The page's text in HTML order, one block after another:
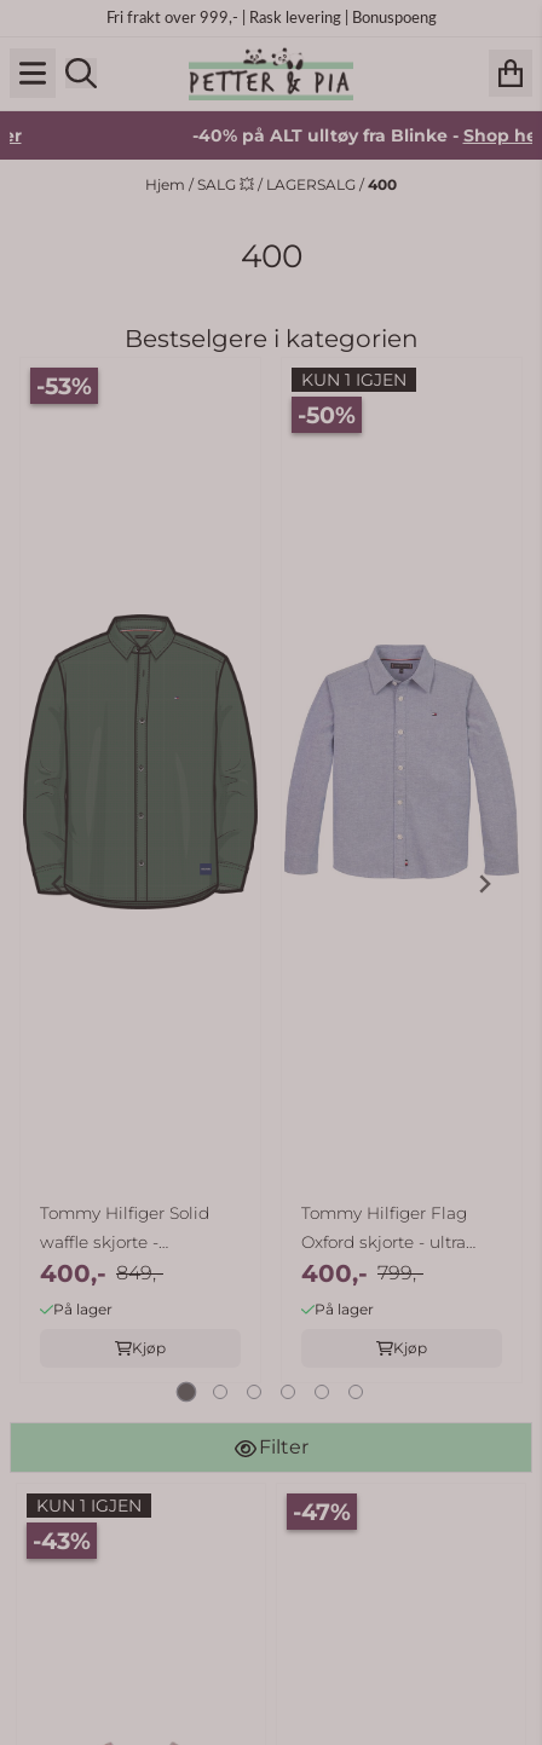
Hopp til innholdFri frakt over 999,- | Rask levering | Bonuspoeng
-40% på ALT ulltøy fra Blinke -Shop her
Hjem /SALG 💥 / LAGERSALG /400
400
Bestselgere i kategorien
-53%
Tommy Hilfiger Solid
waffle skjorte -
collegiate ...
400,- 849,-
På lager
Kjøp
KUN 1 IGJEN
-50%
Tommy Hilfiger Flag
Oxford skjorte - ultra
blue ...
400,- 799,-
På lager
Kjøp
Filter
KUN 1 IGJEN
-43%
-47%